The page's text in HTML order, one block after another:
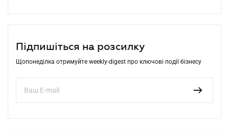
Підпишіться на розсилку
Щопонеділка отримуйте weekly-digest про ключові події бізнесу